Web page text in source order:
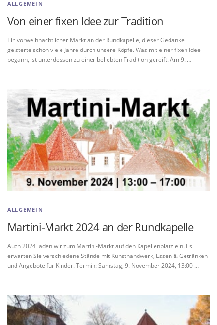
ALLGEMEIN
Von einer fixen Idee zur Tradition
Ein vorweihnachtlicher Markt an der Rundkapelle, dieser Gedanke
geisterte schon viele Jahre durch unsere Köpfe. Was mit einer fixen Idee
begann, ist unterdessen zu einer beliebten Tradition gereift. Am 9. …
ALLGEMEIN
Martini-Markt 2024 an der Rundkapelle
Auch 2024 laden wir zum Martini-Markt auf den Kapellenplatz ein. Es
erwarten Sie verschiedene Stände mit Kunsthandwerk, Essen & Getränken
und Angebote für Kinder. Termin: Samstag, 9. November 2024, 13:00 …